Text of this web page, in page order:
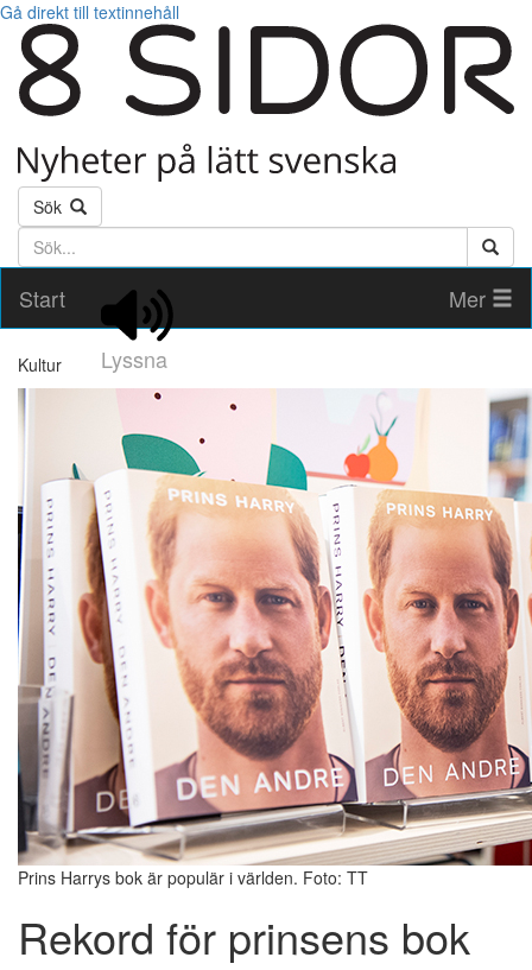
Gå direkt till textinnehåll
Sök
Söktext
Start
Lyssna
Mer
Kultur
Prins Harrys bok är populär i världen. Foto: TT
Rekord för prinsens bok